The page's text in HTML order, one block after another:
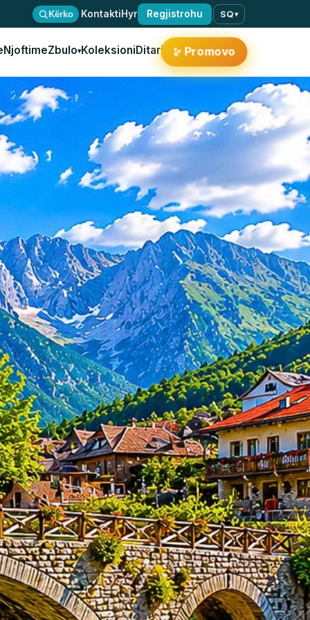
Kërko ·KontaktiHyr Regjistrohu SQ▾
NjoftimeZbulo▾KoleksioniDitari ✨Promovo